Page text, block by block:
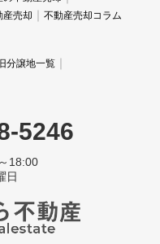
産売却 不動産売却コラム
旧分譲地一覧
5246
18:00
日